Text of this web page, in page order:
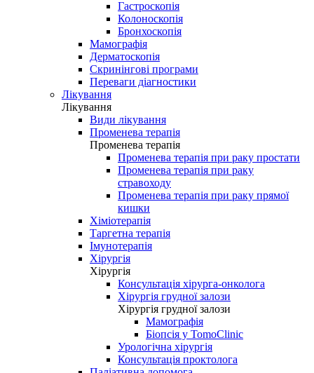
Гастроскопія
Колоноскопія
Бронхоскопія
Мамографія
Дерматоскопія
Скринінгові програми
Переваги діагностики
Лікування
Лікування
Види лікування
Променева терапія
Променева терапія
Променева терапія при раку простати
Променева терапія при раку
стравоходу
Променева терапія при раку прямої
кишки
Хіміотерапія
Таргетна терапія
Імунотерапія
Хірургія
Хірургія
Консультація хірурга-онколога
Хірургія грудної залози
Хірургія грудної залози
Мамографія
Біопсія у TomoClinic
Урологічна хірургія
Консультація проктолога